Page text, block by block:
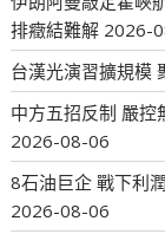
排癥結難解 2026-
台漢光演習擴規模
中方五招反制 嚴
2026-08-06
8石油巨企 戰下利
2026-08-06